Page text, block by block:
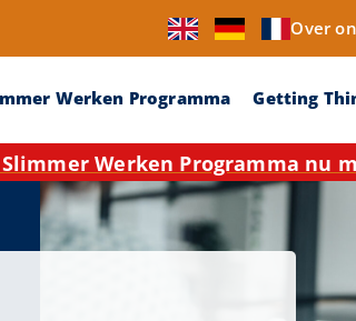
Over
Werken Programma Getting
Werken Programma nu